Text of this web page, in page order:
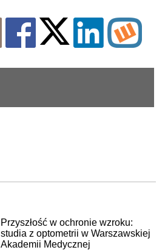
Przyszłość w ochronie wzroku:
studia z optometrii w Warszawskiej
Akademii Medycznej